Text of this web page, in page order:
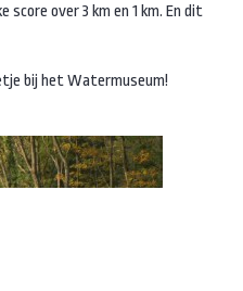
score over 3 km en 1 km. En dit
bij het Watermuseum!